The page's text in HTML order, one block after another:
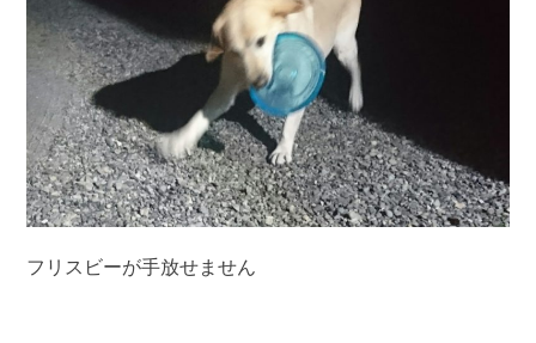
フリスビーが手放せません